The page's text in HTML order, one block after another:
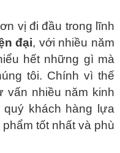
vị đi đầu trong lĩnh
đại, với nhiều năm
hết những gì mà
tôi. Chính vì thế
vấn nhiều năm kinh
quý khách hàng lựa
tốt nhất và phù